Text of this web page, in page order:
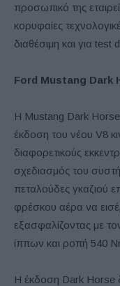
προσωπικό της
κορυφαίες
διαθέσιμη και για test
Ford Mustang Dark
Η Mustang Dark Horse
έκδοση του νέου V8
διαφορετικούς
σχεδιασμός του
πεταλούδες γκαζιού
φρέσκου αέρα να
εξασφαλίζοντας με
ίππων και ροπή 540
Η έκδοση Dark Horse